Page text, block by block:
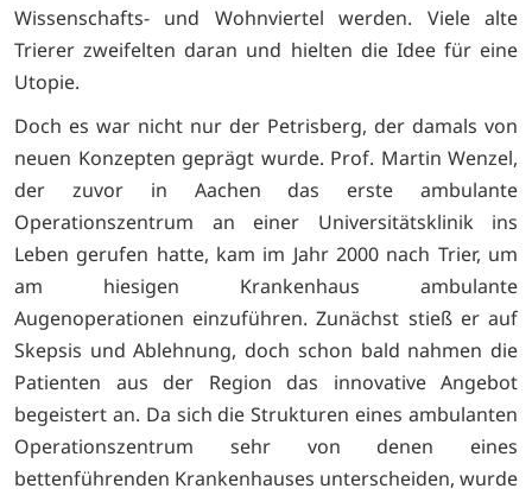
Wissenschafts- und Wohnviertel werden. Viele alte
Trierer zweifelten daran und hielten die Idee für eine
Utopie.
Doch es war nicht nur der Petrisberg, der damals von
neuen Konzepten geprägt wurde. Prof. Martin Wenzel,
der zuvor in Aachen das erste ambulante
Operationszentrum an einer Universitätsklinik ins
Leben gerufen hatte, kam im Jahr 2000 nach Trier, um
am hiesigen Krankenhaus ambulante
Augenoperationen einzuführen. Zunächst stieß er auf
Skepsis und Ablehnung, doch schon bald nahmen die
Patienten aus der Region das innovative Angebot
begeistert an. Da sich die Strukturen eines ambulanten
Operationszentrum sehr von denen eines
bettenführenden Krankenhauses unterscheiden, wurde